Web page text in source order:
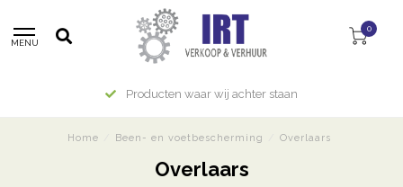
MENU
0
Producten waar wij achter staan
Home Been- en voetbescherming Overlaars
Overlaars